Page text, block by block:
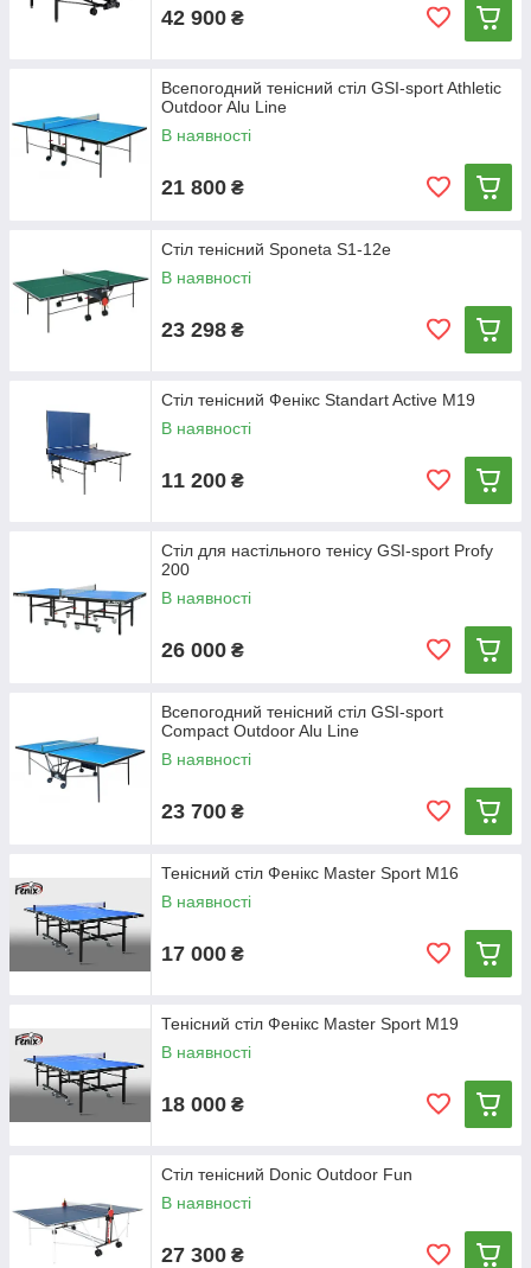
42 900 ₴
Всепогодний тенісний стіл GSI-sport Athletic
Outdoor Alu Line
В наявності
21 800 ₴
Стіл тенісний Sponeta S1-12e
В наявності
23 298 ₴
Стіл тенісний Фенікс Standart Active М19
В наявності
11 200 ₴
Стіл для настільного тенісу GSI-sport Profy
200
В наявності
26 000 ₴
Всепогодний тенісний стіл GSI-sport
Compact Outdoor Alu Line
В наявності
23 700 ₴
Тенісний стіл Фенікс Master Sport M16
В наявності
17 000 ₴
Тенісний стіл Фенікс Master Sport M19
В наявності
18 000 ₴
Стіл тенісний Donic Outdoor Fun
В наявності
27 300 ₴